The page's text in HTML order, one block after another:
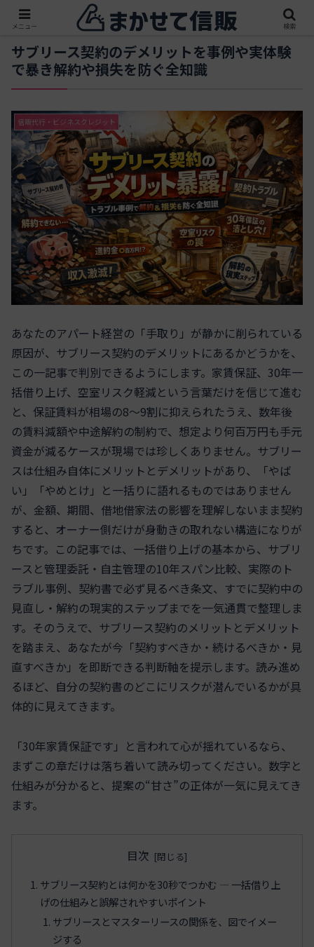
サブリース契約のデメリットを事例や実体験
で暴き解約や損失を防ぐ全知識
信販代行・ビジネスクレジット
あなたのアパート経営の「手取り」が静かに削られている
原因が、サブリース契約のデメリットにあるかどうかを、
この一記事で判別できるようにします。家賃保証、30年一
括借り上げ、空室リスク軽減という言葉だけを信じて進む
と、保証賃料が相場の8〜9割に抑えられたうえ、数年後
の賃料減額や中途解約の制約で、想定より何百万円も手元
資金が減るケースが現場では珍しくありません。サブリー
スは仕組み自体にメリットとデメリットがあり、「やば
い」「やめとけ」と一括りに語れるものではありません
が、金額、期間、借地借家法の影響を理解しないまま契約
すると、オーナー側だけが身動きの取れない構造になりが
ちです。この記事では、一括借り上げの基本から、サブリ
ースと管理委託・自主管理の10年スパン比較、実際のト
ラブル事例、契約書で必ず見るべき条文、すでに契約中の
見直し・解約の現実的ステップまでを一気通貫で整理しま
す。そのうえで、サブリース契約のメリットとデメリット
を踏まえ、あなたが今「契約すべきか・続けるべきか・見
直すべきか」を即断できる判断軸を提示します。読み進め
るほど、自分の契約書のどこにリスクが潜んでいるかが具
体的に見えてきます。
「30年家賃保証です」と言われて心が揺れているなら、
まずこの章だけは落ち着いて読み切ってください。数字と
仕組みが分かると、提案の“甘さ”の正体が一気に見えてき
ます。
目次
サブリース契約とは何かを30秒でつかむ ― 一括借り上
げの仕組みと誤解されやすいポイント
サブリースとマスターリースの関係を、図でイメー
ジする
メニュー 検索